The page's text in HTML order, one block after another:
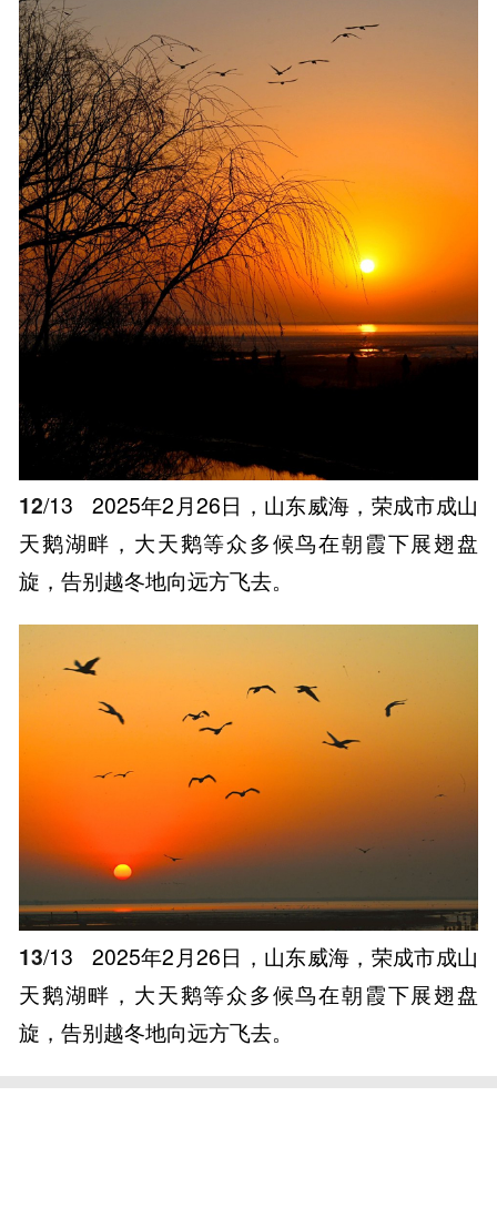
12/13
2025年2月26日，山东威海，荣成市成山
天鹅湖畔，大天鹅等众多候鸟在朝霞下展翅盘
旋，告别越冬地向远方飞去。
13/13
2025年2月26日，山东威海，荣成市成山
天鹅湖畔，大天鹅等众多候鸟在朝霞下展翅盘
旋，告别越冬地向远方飞去。